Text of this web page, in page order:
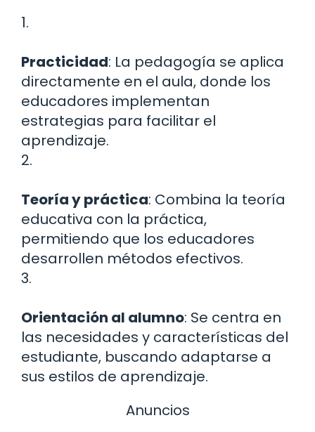
1.
Practicidad: La pedagogía se aplica
directamente en el aula, donde los
educadores implementan
estrategias para facilitar el
aprendizaje.
2.
Teoría y práctica: Combina la teoría
educativa con la práctica,
permitiendo que los educadores
desarrollen métodos efectivos.
3.
Orientación al alumno: Se centra en
las necesidades y características del
estudiante, buscando adaptarse a
sus estilos de aprendizaje.
Anuncios